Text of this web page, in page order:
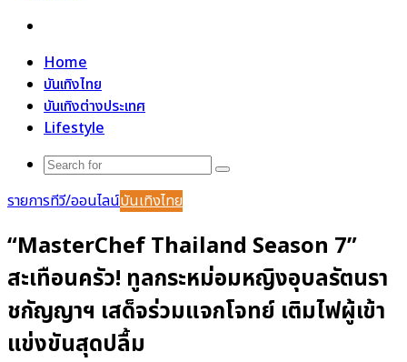
Home
บันเทิงไทย
บันเทิงต่างประเทศ
Lifestyle
Search
รายการทีวี/ออนไลน์บันเทิงไทย
“MasterChef Thailand Season 7”
สะเทือนครัว! ทูลกระหม่อมหญิงอุบลรัตนรา
ชกัญญาฯ เสด็จร่วมแจกโจทย์ เติมไฟผู้เข้า
แข่งขันสุดปลื้ม